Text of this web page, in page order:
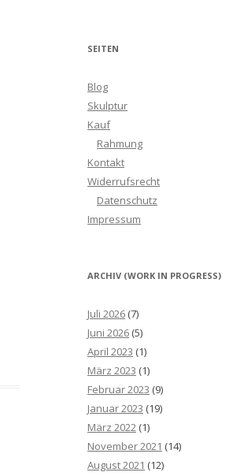
SEITEN
Blog
Skulptur
Kauf
Rahmung
Kontakt
Widerrufsrecht
Datenschutz
Impressum
ARCHIV (WORK IN PROGRESS)
Juli 2026 (7)
Juni 2026 (5)
April 2023 (1)
März 2023 (1)
Februar 2023 (9)
Januar 2023 (19)
März 2022 (1)
November 2021 (14)
August 2021 (12)